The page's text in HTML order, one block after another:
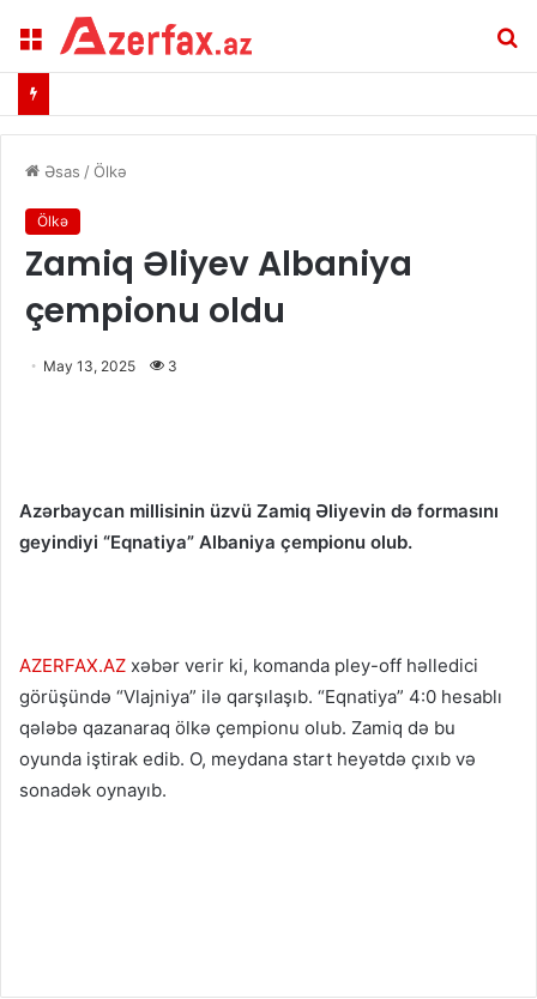
Menu
Əsas /Ölkə
Ölkə
Zamiq Əliyev Albaniya
çempionu oldu
May 13, 2025 3
Azərbaycan millisinin üzvü Zamiq Əliyevin də formasını
geyindiyi “Eqnatiya” Albaniya çempionu olub.
AZERFAX.AZ xəbər verir ki, komanda pley-off həlledici
görüşündə “Vlajniya” ilə qarşılaşıb. “Eqnatiya” 4:0 hesablı
qələbə qazanaraq ölkə çempionu olub. Zamiq də bu
oyunda iştirak edib. O, meydana start heyətdə çıxıb və
sonadək oynayıb.